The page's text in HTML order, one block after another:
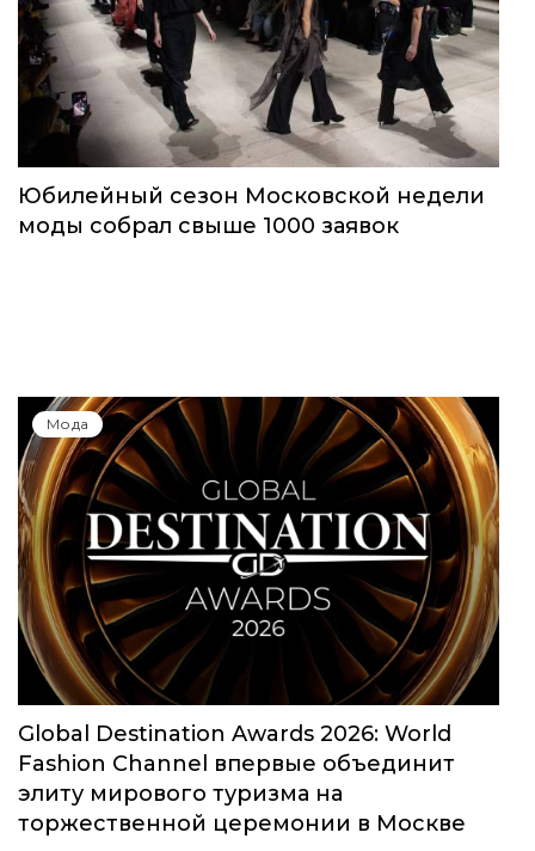
Юбилейный сезон Московской недели
моды собрал свыше 1000 заявок
Мода
Global Destination Awards 2026: World
Fashion Channel впервые объединит
элиту мирового туризма на
торжественной церемонии в Москве